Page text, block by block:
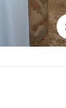
Click to enlarge